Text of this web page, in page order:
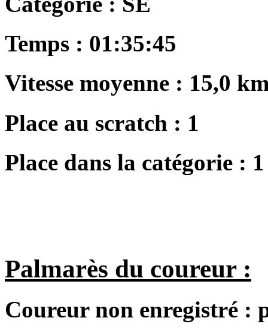
Temps : 01:35:45
Vitesse moyenne : 15,0
Place au scratch : 1
Place dans la catégorie : 1
Palmarès du coureur :
Coureur non enregistré :